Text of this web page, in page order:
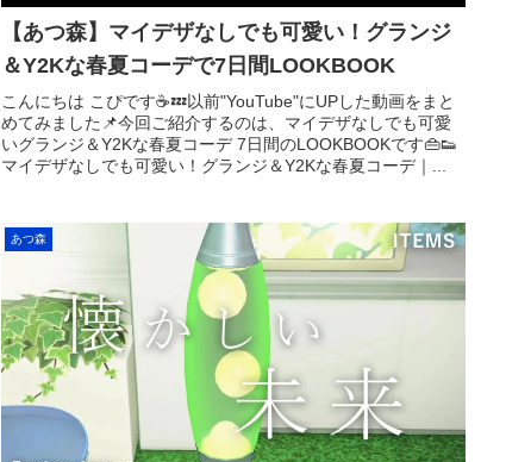
【あつ森】マイデザなしでも可愛い！グランジ
＆Y2Kな春夏コーデで7日間LOOKBOOK
こんにちは こぴです☕️💤以前"YouTube"にUPした動画をまと
めてみました📌今回ご紹介するのは、マイデザなしでも可愛
いグランジ＆Y2Kな春夏コーデ 7日間のLOOKBOOKです👜👟
マイデザなしでも可愛い！グランジ＆Y2Kな春夏コーデ｜...
あつ森